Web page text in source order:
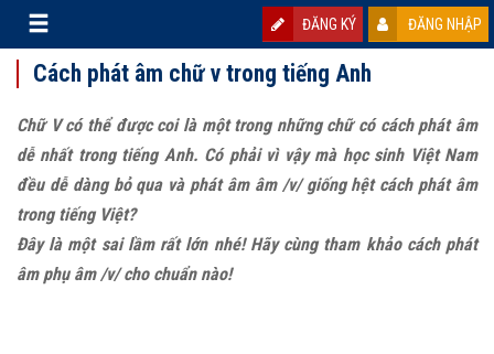
ĐĂNG KÝ ĐĂNG NHẬP
Cách phát âm chữ v trong tiếng Anh
Chữ V có thể được coi là một trong những chữ có cách phát âm
dễ nhất trong tiếng Anh. Có phải vì vậy mà học sinh Việt Nam
đều dễ dàng bỏ qua và phát âm âm /v/ giống hệt cách phát âm
trong tiếng Việt?
Đây là một sai lầm rất lớn nhé! Hãy cùng tham khảo cách phát
âm phụ âm /v/ cho chuẩn nào!